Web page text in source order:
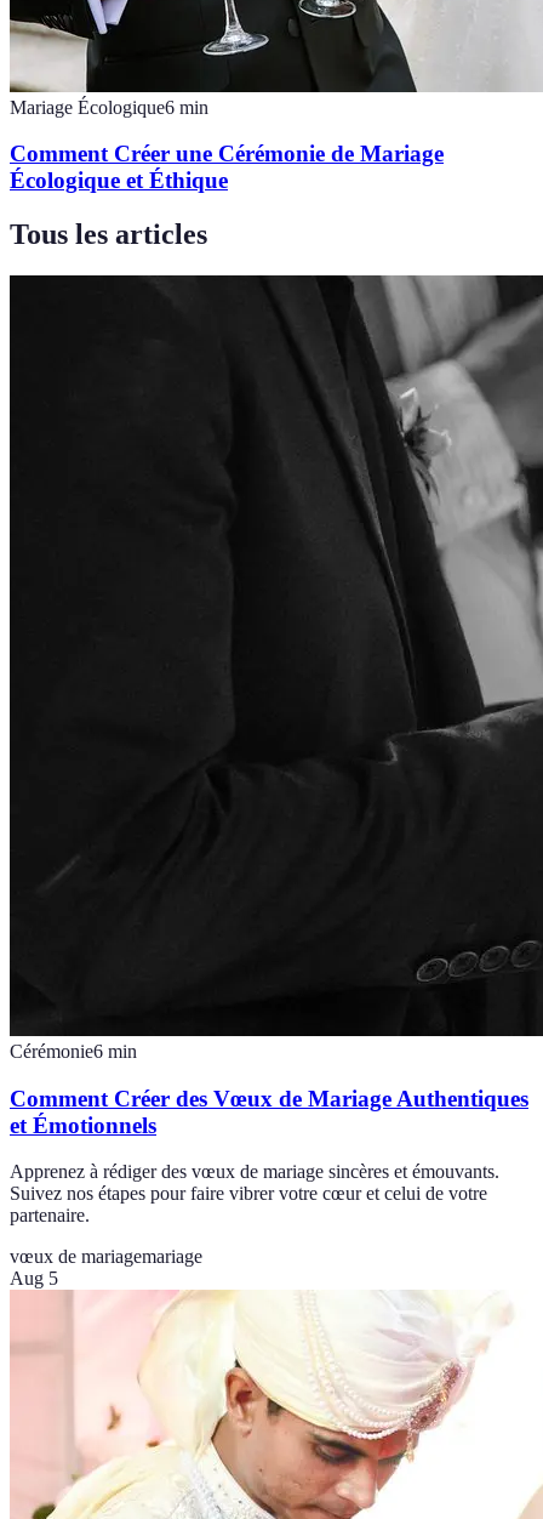
Mariage Écologique6 min
Comment Créer une Cérémonie de Mariage
Écologique et Éthique
Tous les articles
Cérémonie6 min
Comment Créer des Vœux de Mariage Authentiques
et Émotionnels
Apprenez à rédiger des vœux de mariage sincères et émouvants.
Suivez nos étapes pour faire vibrer votre cœur et celui de votre
partenaire.
vœux de mariagemariage
Aug 5